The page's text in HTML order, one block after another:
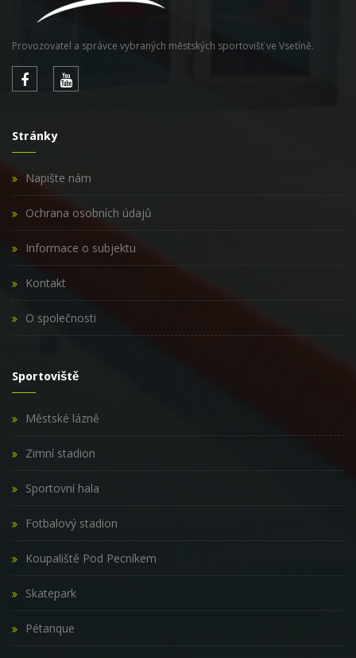
Provozovatel a správce vybraných městských sportovišť ve Vsetíně.
Stránky
Napište nám
Ochrana osobních údajů
Informace o subjektu
Kontakt
O společnosti
Sportoviště
Městské lázně
Zimní stadion
Sportovní hala
Fotbalový stadion
Koupaliště Pod Pecníkem
Skatepark
Pétanque